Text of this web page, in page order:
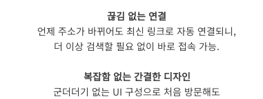
끊김 없는 연결
언제 주소가 바뀌어도 최신 링크로 자동 연결되니,
더 이상 검색할 필요 없이 바로 접속 가능.
복잡함 없는 간결한 디자인
군더더기 없는 UI 구성으로 처음 방문해도